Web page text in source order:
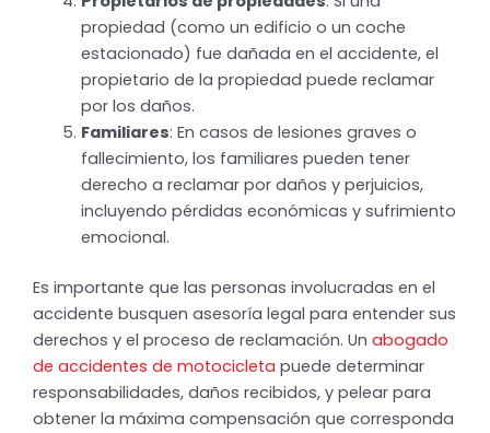
propiedad (como un edificio o un coche
estacionado) fue dañada en el accidente, el
propietario de la propiedad puede reclamar
por los daños.
Familiares: En casos de lesiones graves o
fallecimiento, los familiares pueden tener
derecho a reclamar por daños y perjuicios,
incluyendo pérdidas económicas y sufrimiento
emocional.
Es importante que las personas involucradas en el
accidente busquen asesoría legal para entender sus
derechos y el proceso de reclamación. Un abogado
de accidentes de motocicleta puede determinar
responsabilidades, daños recibidos, y pelear para
obtener la máxima compensación que corresponda